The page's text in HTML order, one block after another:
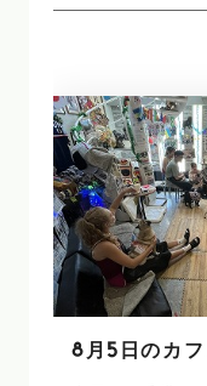
8月5日のカ